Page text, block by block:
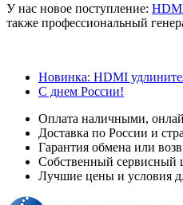
У нас новое поступление:
также профессиональный
Новинка: HDMI
С днем России!
Оплата наличными,
Доставка по России и
Гарантия обмена или
Собственный сервисный
Лучшие цены и условия